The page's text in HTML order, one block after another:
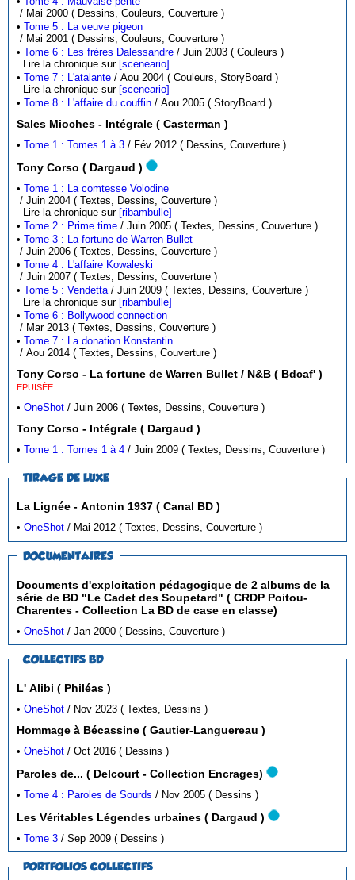
/ Mai 2000 ( Dessins, Couleurs, Couverture )
•Tome 5 : La veuve pigeon
/ Mai 2001 ( Dessins, Couleurs, Couverture )
•Tome 6 : Les frères Dalessandre
/ Juin 2003 ( Couleurs )
Lire la chronique sur [sceneario]
•Tome 7 : L'atalante
/ Aou 2004 ( Couleurs, StoryBoard )
Lire la chronique sur [sceneario]
•Tome 8 : L'affaire du couffin / Aou 2005 ( StoryBoard )
Sales Mioches - Intégrale ( Casterman )
•Tome 1 : Tomes 1 à 3 / Fév 2012 ( Dessins, Couverture )
Tony Corso ( Dargaud )
•Tome 1 : La comtesse Volodine
/ Juin 2004 ( Textes, Dessins, Couverture )
Lire la chronique sur [ribambulle]
•Tome 2 : Prime time
/ Juin 2005 ( Textes, Dessins, Couverture )
•Tome 3 : La fortune de Warren Bullet
/ Juin 2006 ( Textes, Dessins, Couverture )
•Tome 4 : L'affaire Kowaleski
/ Juin 2007 ( Textes, Dessins, Couverture )
•Tome 5 : Vendetta
/ Juin 2009 ( Textes, Dessins, Couverture )
Lire la chronique sur [ribambulle]
•Tome 6 : Bollywood connection
/ Mar 2013 ( Textes, Dessins, Couverture )
•Tome 7 : La donation Konstantin
/ Aou 2014 ( Textes, Dessins, Couverture )
Tony Corso - La fortune de Warren Bullet / N&B ( Bdcaf' )
EPUISÉE
•OneShot / Juin 2006 ( Textes, Dessins, Couverture )
Tony Corso - Intégrale ( Dargaud )
•Tome 1 : Tomes 1 à 4 / Juin 2009 ( Textes, Dessins, Couverture )
TIRAGE DE LUXE
La Lignée - Antonin 1937 ( Canal BD )
•OneShot / Mai 2012 ( Textes, Dessins, Couverture )
DOCUMENTAIRES
Documents d'exploitation pédagogique de 2 albums de la
série de BD "Le Cadet des Soupetard" ( CRDP Poitou-
Charentes - Collection La BD de case en classe)
•OneShot / Jan 2000 ( Dessins, Couverture )
COLLECTIFS BD
L' Alibi ( Philéas )
•OneShot / Nov 2023 ( Textes, Dessins )
Hommage à Bécassine ( Gautier-Languereau )
•OneShot / Oct 2016 ( Dessins )
Paroles de... ( Delcourt - Collection Encrages)
•Tome 4 : Paroles de Sourds / Nov 2005 ( Dessins )
Les Véritables Légendes urbaines ( Dargaud )
•Tome 3 / Sep 2009 ( Dessins )
PORTFOLIOS COLLECTIFS